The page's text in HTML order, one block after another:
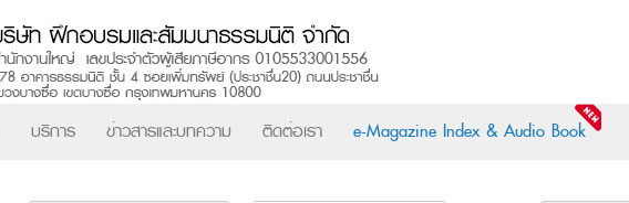
บริการ ข่าวสารและบทความ ติดต่อเรา e-Magazine Index & Audio Book